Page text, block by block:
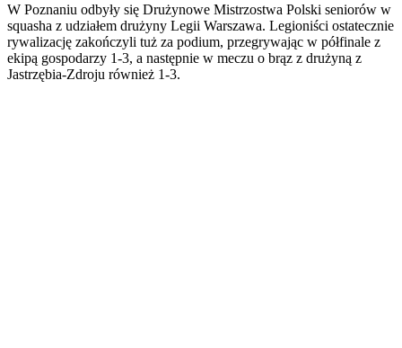
W Poznaniu odbyły się Drużynowe Mistrzostwa Polski seniorów w
squasha z udziałem drużyny Legii Warszawa. Legioniści ostatecznie
rywalizację zakończyli tuż za podium, przegrywając w półfinale z
ekipą gospodarzy 1-3, a następnie w meczu o brąz z drużyną z
Jastrzębia-Zdroju również 1-3.